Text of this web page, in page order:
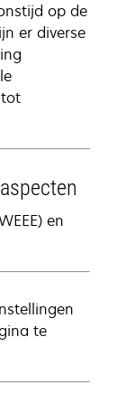
op de
er diverse
en
te